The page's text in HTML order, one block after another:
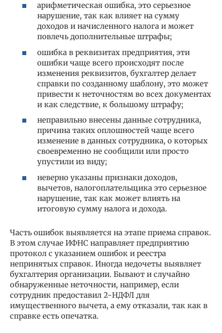
арифметическая ошибка, это серьезное
нарушение, так как влияет на сумму
доходов и начисленного налога и может
повлечь дополнительные штрафы;
ошибка в реквизитах предприятия, эти
ошибки чаще всего происходят после
изменения реквизитов, бухгалтер делает
справки по созданному шаблону, это может
привести к неточностям во всех документах
и как следствие, к большому штрафу;
неправильно внесены данные сотрудника,
причина таких оплошностей чаще всего
изменение в данных сотрудника, о которых
своевременно не сообщили или просто
упустили из виду;
неверно указаны признаки доходов,
вычетов, налогоплательщика это серьезное
нарушение, так как может влиять на
итоговую сумму налога и дохода.
Часть ошибок выявляется на этапе приема справок.
В этом случае ИФНС направляет предприятию
протокол с указанием ошибок и реестра
непринятых справок. Иногда недочеты выявляет
бухгалтерия организации. Бывают и случайно
обнаруженные неточности, например, если
сотрудник предоставил 2-НДФЛ для
имущественного вычета, а ему отказали, так как в
справке есть опечатка.